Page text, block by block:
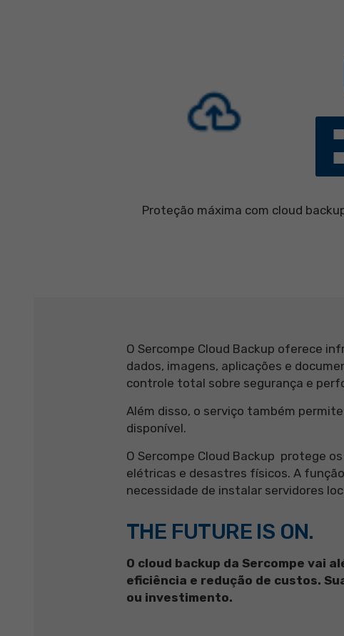
Proteção máxima com cloud
O Sercompe Cloud Backup oferece
dados, imagens, aplicações e
controle total sobre segurança e
Além disso, o serviço também
disponível.
O Sercompe Cloud Backup protege
elétricas e desastres físicos. A
necessidade de instalar servidores
THE FUTURE IS ON.
O cloud backup da Sercompe vai
eficiência e redução de custos.
ou investimento.